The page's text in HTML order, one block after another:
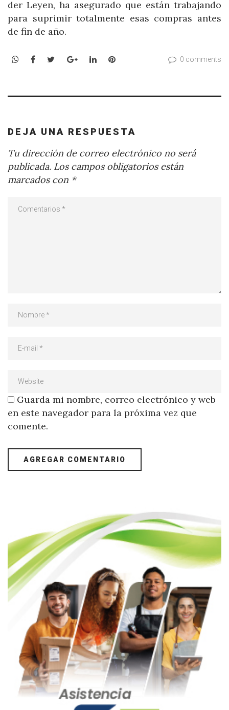
der Leyen, ha asegurado que están trabajando
para suprimir totalmente esas compras antes
de fin de año.
WhatsApp
Facebook
TwitterGoogle+LinkedInPinterest 0 comments
DEJA UNA RESPUESTA
Tu dirección de correo electrónico no será
publicada. Los campos obligatorios están
marcados con *
Guarda mi nombre, correo electrónico y web
en este navegador para la próxima vez que
comente.